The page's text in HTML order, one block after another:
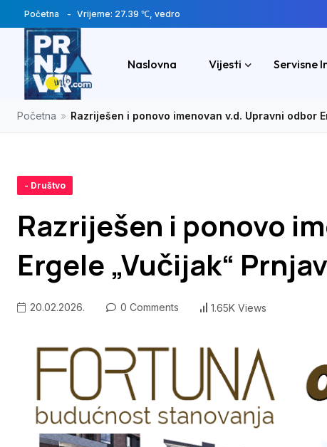
Početna Vrijeme: 27.39 ℃, vedro
Naslovna Vijesti Servisne
Početna » Razriješen i ponovo imenovan v.d. Upravni odbor
- Društvo
Razriješen i ponovo
Ergele „Vučijak“
20.02.2026. 0 Comments 1.65K Views